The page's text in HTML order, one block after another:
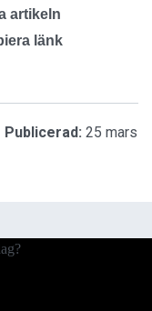
artikeln
länk
Publicerad: 25 mars